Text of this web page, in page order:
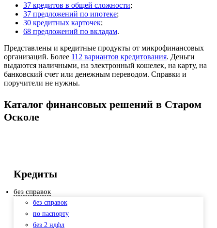
37 кредитов в общей сложности;
37 предложений по ипотеке;
30 кредитных карточек;
68 предложений по вкладам.
Представлены и кредитные продукты от микрофинансовых
организаций. Более 112 вариантов кредитования. Деньги
выдаются наличными, на электронный кошелек, на карту, на
банковский счет или денежным переводом. Справки и
поручители не нужны.
Каталог финансовых решений в Старом
Осколе
Кредиты
без справок
без справок
по паспорту
без 2 ндфл